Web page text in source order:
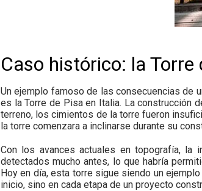
Caso histórico: la Torre
Un ejemplo famoso de las consecuencias de
es la Torre de Pisa en Italia. La construcción
terreno, los cimientos de la torre fueron
la torre comenzara a inclinarse durante su
Con los avances actuales en topografía, la
detectados mucho antes, lo que habría
Hoy en día, esta torre sigue siendo un
inicio, sino en cada etapa de un proyecto